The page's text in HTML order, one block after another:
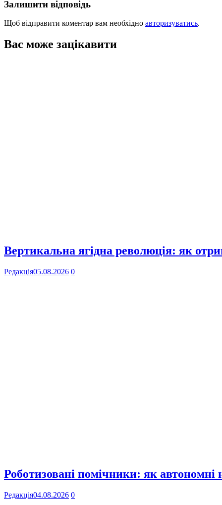
Залишити відповідь
Щоб відправити коментар вам необхідно авторизуватись.
Вас може зацікавити
Вертикальна ягідна революція: як
Редакція05.08.2026 0
Роботизовані помічники: як
Редакція04.08.2026 0